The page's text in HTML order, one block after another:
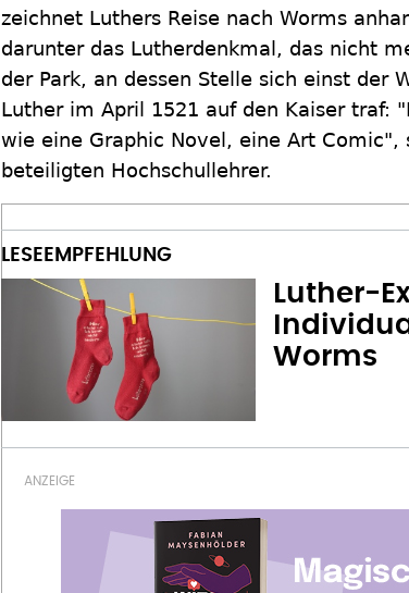
zeichnet Luthers Reise nach Worms
darunter das Lutherdenkmal, das nicht
der Park, an dessen Stelle sich einst der
Luther im April 1521 auf den Kaiser traf:
wie eine Graphic Novel, eine Art Comic",
beteiligten Hochschullehrer.
Luther-
Worms